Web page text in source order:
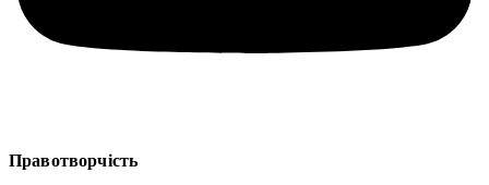
Правотворчість